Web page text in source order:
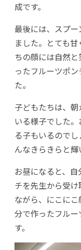
成です。
最後には、スプ
ました。とても
ちの顔には自然
ったフルーツポ
た。
子どもたちは、
いる様子でした
る子もいるので
んなきらきらと輝
お昼になると、
チを先生から受
ながら、にこに
分で作ったフル
す。